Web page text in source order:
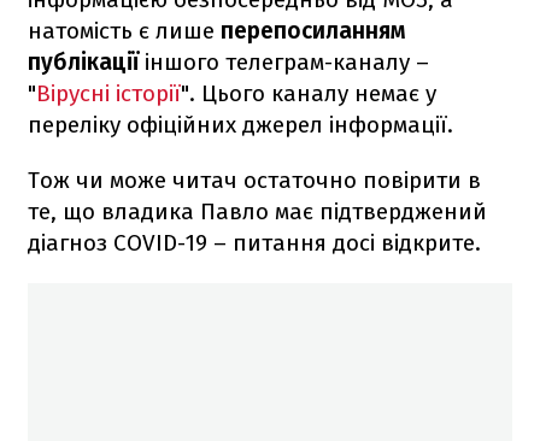
натомість є лише перепосиланням
публікації іншого телеграм-каналу –
"Вірусні історії". Цього каналу немає у
переліку офіційних джерел інформації.
Тож чи може читач остаточно повірити в
те, що владика Павло має підтверджений
діагноз COVID-19 – питання досі відкрите.